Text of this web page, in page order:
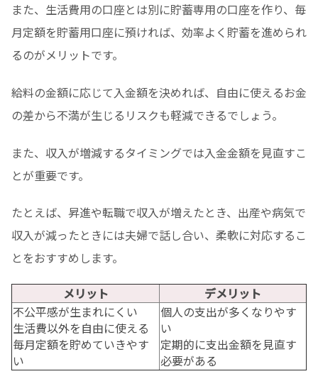
また、生活費用の口座とは別に貯蓄専用の口座を作り、毎
月定額を貯蓄用口座に預ければ、効率よく貯蓄を進められ
るのがメリットです。
給料の金額に応じて入金額を決めれば、自由に使えるお金
の差から不満が生じるリスクも軽減できるでしょう。
また、収入が増減するタイミングでは入金金額を見直すこ
とが重要です。
たとえば、昇進や転職で収入が増えたとき、出産や病気で
収入が減ったときには夫婦で話し合い、柔軟に対応するこ
とをおすすめします。
メリット
デメリット
不公平感が生まれにくい
生活費以外を自由に使える
毎月定額を貯めていきやす
い
個人の支出が多くなりやす
い
定期的に支出金額を見直す
必要がある